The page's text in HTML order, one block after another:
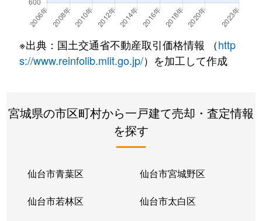
※出典：国土交通省不動産取引価格情報 （http
s://www.reinfolib.mlit.go.jp/）を加工して作成
宮城県の市区町村から一戸建て売却・査定情報
を探す
仙台市青葉区 仙台市宮城野区
仙台市若林区 仙台市太白区